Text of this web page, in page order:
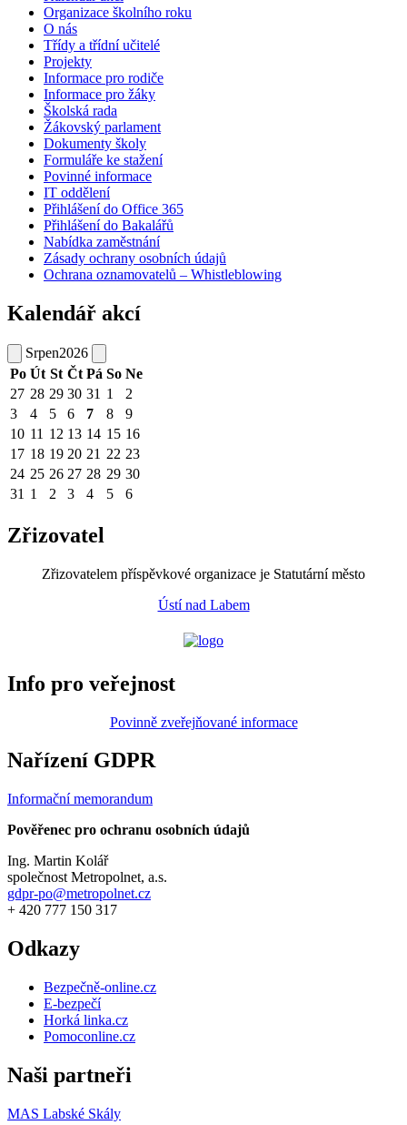
Organizace školního roku
O nás
Třídy a třídní učitelé
Projekty
Informace pro rodiče
Informace pro žáky
Školská rada
Žákovský parlament
Dokumenty školy
Formuláře ke stažení
Povinné informace
IT oddělení
Přihlášení do Office 365
Přihlášení do Bakalářů
Nabídka zaměstnání
Zásady ochrany osobních údajů
Ochrana oznamovatelů – Whistleblowing
Kalendář akcí
Srpen2026
Po Út St Čt Pá So Ne
27 28 29 30 31 1
2
3
4 5 6 7 8
9
10 11 12 13 14 15 16
17 18 19 20 21 22 23
24 25 26 27 28 29 30
31 1 2 3 4 5 6
Zřizovatel
Zřizovatelem příspěvkové organizace je Statutární město
Ústí nad Labem
Info pro veřejnost
Povinně zveřejňované informace
Nařízení GDPR
Informační memorandum
Pověřenec pro ochranu osobních údajů
Ing. Martin Kolář
společnost Metropolnet, a.s.
gdpr-po@metropolnet.cz
+ 420 777 150 317
Odkazy
Bezpečně-online.cz
E-bezpečí
Horká linka.cz
Pomoconline.cz
Naši partneři
MAS Labské Skály